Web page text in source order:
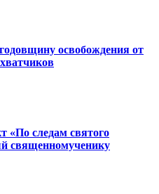
освобождения от
«По следам святого
священномученику